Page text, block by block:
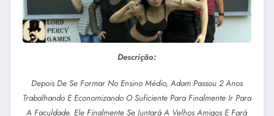
Descrição:
Depois De Se Formar No Ensino Médio, Adam Passou 2 Anos
Trabalhando E Economizando O Suficiente Para Finalmente Ir Para
A Faculdade. Ele Finalmente Se Juntará A Velhos Amigos E Fará